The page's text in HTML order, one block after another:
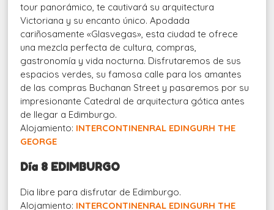
tour panorámico, te cautivará su arquitectura
Victoriana y su encanto único. Apodada
cariñosamente «Glasvegas», esta ciudad te ofrece
una mezcla perfecta de cultura, compras,
gastronomía y vida nocturna. Disfrutaremos de sus
espacios verdes, su famosa calle para los amantes
de las compras Buchanan Street y pasaremos por su
impresionante Catedral de arquitectura gótica antes
de llegar a Edimburgo.
Alojamiento: INTERCONTINENRAL EDINGURH THE
GEORGE
Día 8 EDIMBURGO
Dia libre para disfrutar de Edimburgo.
Alojamiento: INTERCONTINENRAL EDINGURH THE